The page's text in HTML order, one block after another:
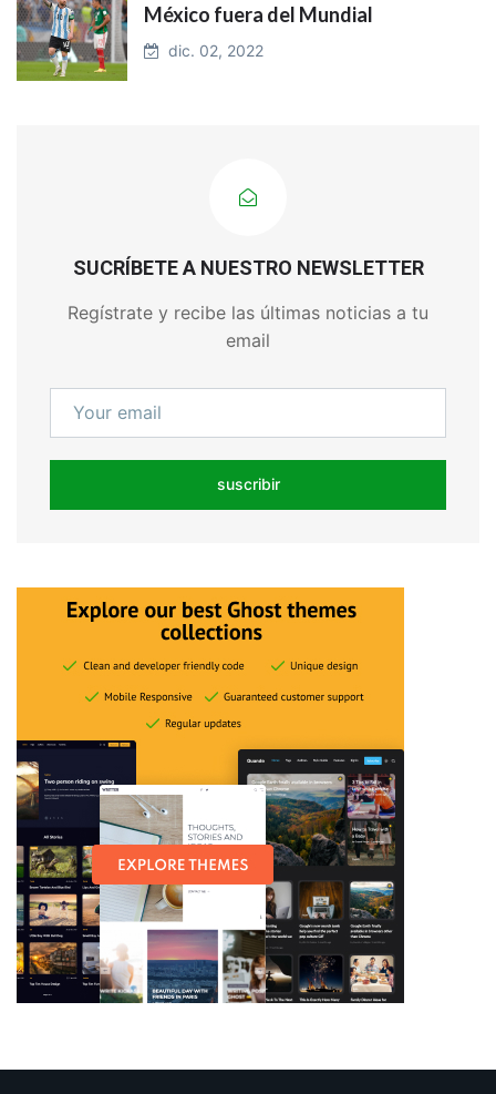
México fuera del Mundial
dic. 02, 2022
SUCRÍBETE A NUESTRO NEWSLETTER
Regístrate y recibe las últimas noticias a tu
email
suscribir